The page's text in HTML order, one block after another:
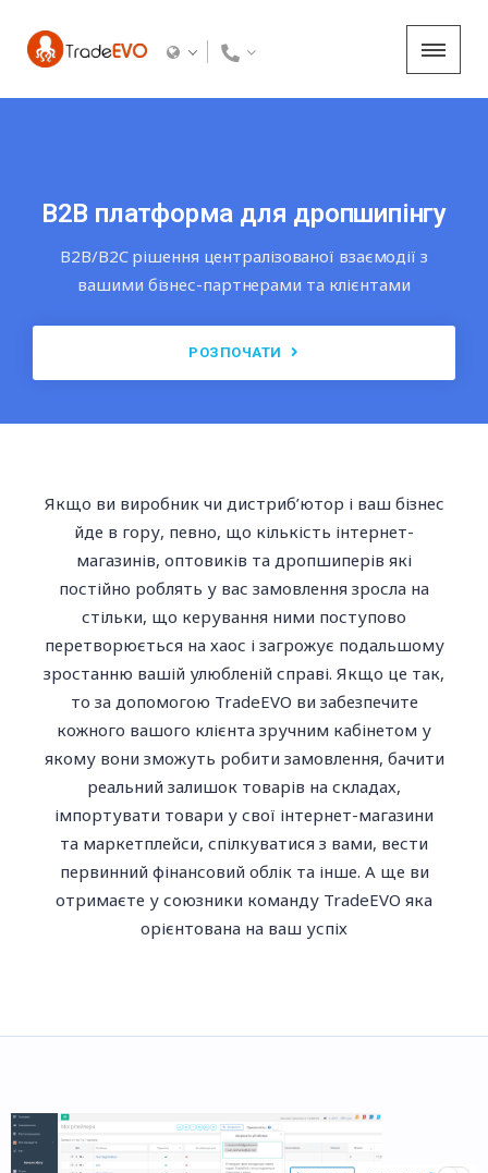
B2B платформа для дропшипінгу
B2B/B2C рішення централізованої взаємодії з
вашими бізнес-партнерами та клієнтами
РОЗПОЧАТИ
Якщо ви виробник чи дистриб’ютор і ваш бізнес
йде в гору, певно, що кількість інтернет-
магазинів, оптовиків та дропшиперів які
постійно роблять у вас замовлення зросла на
стільки, що керування ними поступово
перетворюється на хаос і загрожує подальшому
зростанню вашій улюбленій справі. Якщо це так,
то за допомогою TradeEVO ви забезпечите
кожного вашого клієнта зручним кабінетом у
якому вони зможуть робити замовлення, бачити
реальний залишок товарів на складах,
імпортувати товари у свої інтернет-магазини
та маркетплейси, спілкуватися з вами, вести
первинний фінансовий облік та інше. А ще ви
отримаєте у союзники команду TradeEVO яка
орієнтована на ваш успіх